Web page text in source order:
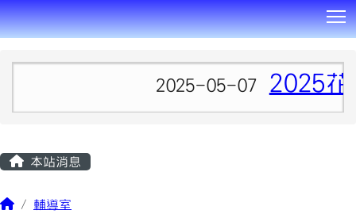
2025-05-07 2025
本站消息
輔導室